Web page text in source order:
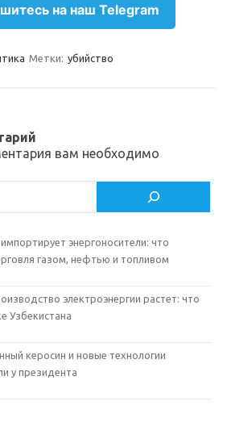
на наш Telegram
Метки: убийство
вам необходимо
энергоносители: что
газом, нефтью и топливом
электроэнергии растет: что
Узбекистана
керосин и новые технологии
у президента